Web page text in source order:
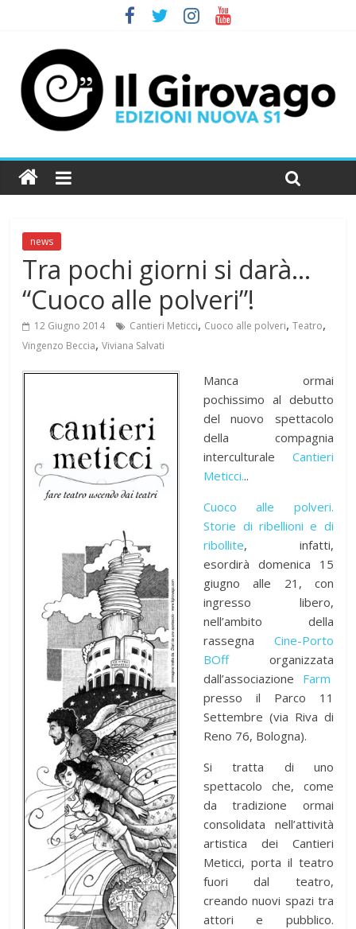
news
Tra pochi giorni si darà…
“Cuoco alle polveri”!
12 Giugno 2014 Cantieri Meticci, Cuoco alle polveri,Teatro,
Vingenzo Beccia,Viviana Salvati
Manca ormai
pochissimo al debutto
del nuovo spettacolo
della compagnia
interculturale Cantieri
Meticci...
Cuoco alle polveri.
Storie di ribellioni e di
ribollite, infatti,
esordirà domenica 15
giugno alle 21, con
ingresso libero,
nell’ambito della
rassegna Cine-Porto
BOff organizzata
dall’associazione Farm
presso il Parco 11
Settembre (via Riva di
Reno 76, Bologna).
Si tratta di uno
spettacolo che, come
da tradizione ormai
consolidata nell’attività
artistica dei Cantieri
Meticci, porta il teatro
fuori dal teatro,
creando nuovi spazi tra
attori e pubblico.